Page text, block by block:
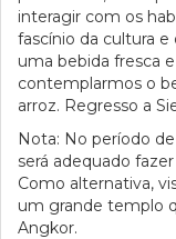
interagir com os
fascínio da cultura
uma bebida fresca
contemplarmos o
arroz. Regresso a
Nota: No período
será adequado
Como alternativa,
um grande templo
Angkor.